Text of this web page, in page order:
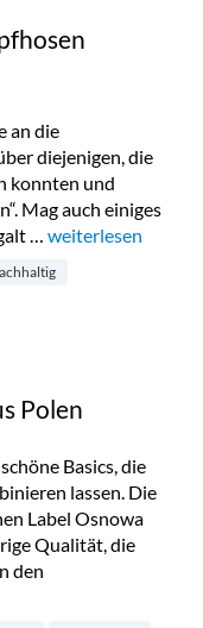
an die
diejenigen, die
konnten und
Mag auch einiges
… „Nahtlos
weiterlesen
Polen
Basics, die
lassen. Die
Label Osnowa
Qualität, die
den
aus Polen“